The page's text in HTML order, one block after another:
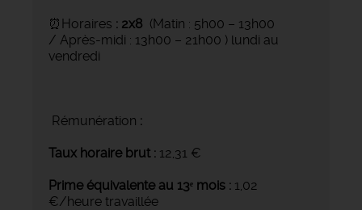
⏰Horaires : 2x8 (Matin : 5h00 – 13h00
/ Après-midi : 13h00 – 21h00 ) lundi au
vendredi
Rémunération :
Taux horaire brut : 12,31 €
Prime équivalente au 13ᵉ mois : 1,02
€/heure travaillée